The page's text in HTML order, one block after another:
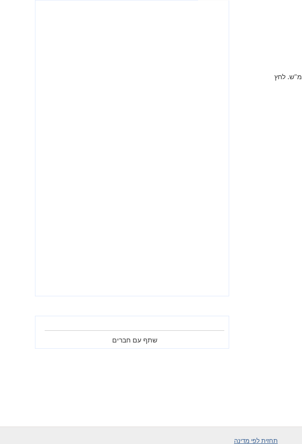
מחר ברוב חלקי הארץ טמפרטורה ללא שינוי, מעונן, גשם, רוח סבירה - 7.3 מ"ש. לחץ
שתף עם חברים
תחזית לפי מדינה